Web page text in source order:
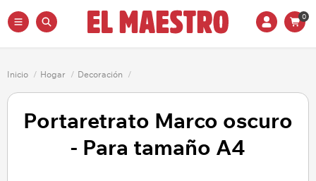
0
Inicio / Hogar / Decoración /
Portaretrato Marco oscuro
- Para tamaño A4